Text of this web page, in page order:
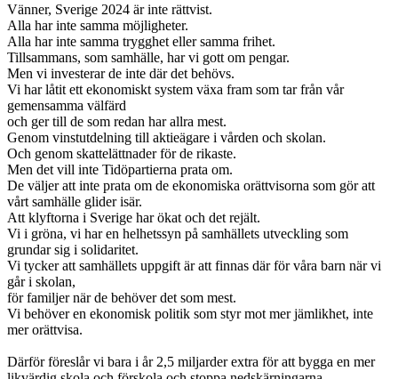
Vänner, Sverige 2024 är inte rättvist.
Alla har inte samma möjligheter.
Alla har inte samma trygghet eller samma frihet.
Tillsammans, som samhälle, har vi gott om pengar.
Men vi investerar de inte där det behövs.
Vi har låtit ett ekonomiskt system växa fram som tar från vår
gemensamma välfärd
och ger till de som redan har allra mest.
Genom vinstutdelning till aktieägare i vården och skolan.
Och genom skattelättnader för de rikaste.
Men det vill inte Tidöpartierna prata om.
De väljer att inte prata om de ekonomiska orättvisorna som gör att
vårt samhälle glider isär.
Att klyftorna i Sverige har ökat och det rejält.
Vi i gröna, vi har en helhetssyn på samhällets utveckling som
grundar sig i solidaritet.
Vi tycker att samhällets uppgift är att finnas där för våra barn när vi
går i skolan,
för familjer när de behöver det som mest.
Vi behöver en ekonomisk politik som styr mot mer jämlikhet, inte
mer orättvisa.
Därför föreslår vi bara i år 2,5 miljarder extra för att bygga en mer